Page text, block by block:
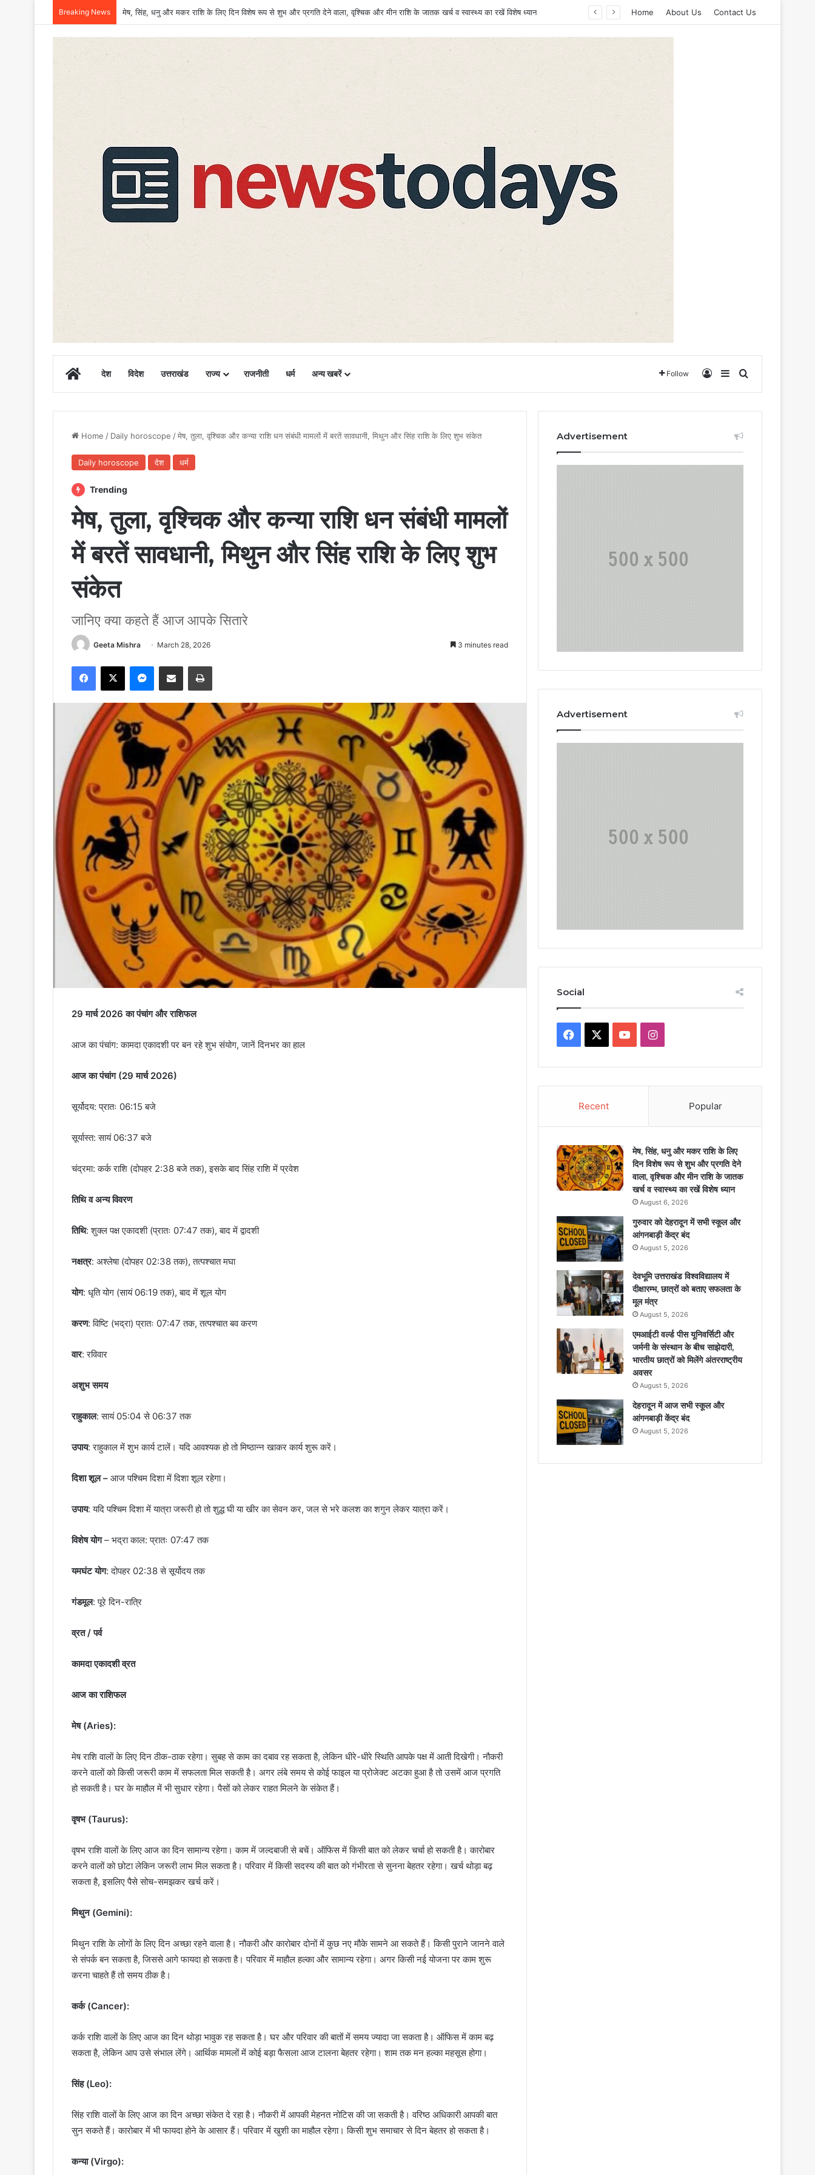
Breaking News गुरुवार को देहरादून में सभी स्कूल और आंगनबाड़ी केंद्र बंद Home About Us Contact Us
Homeदेश विदेश उत्तराखंड राज्य राजनीती धर्म अन्य खबरें Follow Log InSidebarSearch for
Home / Daily horoscope /मेष, तुला, वृश्चिक और कन्या राशि धन संबंधी मामलों में बरतें सावधानी, मिथुन और सिंह राशि के लिए शुभ संकेत
Daily horoscope देश धर्म
Trending
मेष, तुला, वृश्चिक और कन्या राशि धन संबंधी मामलों
में बरतें सावधानी, मिथुन और सिंह राशि के लिए शुभ
संकेत
जानिए क्या कहते हैं आज आपके सितारे
Geeta Mishra March 28, 2026 3 minutes read
Facebook
X Messenger
Share via Email Print
29 मार्च 2026 का पंचांग और राशिफल
आज का पंचांग: कामदा एकादशी पर बन रहे शुभ संयोग, जानें दिनभर का हाल
आज का पंचांग (29 मार्च 2026)
सूर्योदय: प्रातः 06:15 बजे
सूर्यास्त: सायं 06:37 बजे
चंद्रमा: कर्क राशि (दोपहर 2:38 बजे तक), इसके बाद सिंह राशि में प्रवेश
तिथि व अन्य विवरण
तिथि: शुक्ल पक्ष एकादशी (प्रातः 07:47 तक), बाद में द्वादशी
नक्षत्र: अश्लेषा (दोपहर 02:38 तक), तत्पश्चात मघा
योग: धृति योग (सायं 06:19 तक), बाद में शूल योग
करण: विष्टि (भद्रा) प्रातः 07:47 तक, तत्पश्चात बव करण
वार: रविवार
अशुभ समय
राहुकाल: सायं 05:04 से 06:37 तक
उपाय: राहुकाल में शुभ कार्य टालें। यदि आवश्यक हो तो मिष्ठान्न खाकर कार्य शुरू करें।
दिशा शूल – आज पश्चिम दिशा में दिशा शूल रहेगा।
उपाय: यदि पश्चिम दिशा में यात्रा जरूरी हो तो शुद्ध घी या खीर का सेवन कर, जल से भरे कलश का शगुन लेकर यात्रा करें।
विशेष योग– भद्रा काल: प्रातः 07:47 तक
यमघंट योग: दोपहर 02:38 से सूर्योदय तक
गंडमूल: पूरे दिन-रात्रि
व्रत / पर्व
कामदा एकादशी व्रत
आज का राशिफल
मेष (Aries):
मेष राशि वालों के लिए दिन ठीक-ठाक रहेगा। सुबह से काम का दबाव रह सकता है, लेकिन धीरे-धीरे स्थिति आपके पक्ष में आती दिखेगी। नौकरी
करने वालों को किसी जरूरी काम में सफलता मिल सकती है। अगर लंबे समय से कोई फाइल या प्रोजेक्ट अटका हुआ है तो उसमें आज प्रगति
हो सकती है। घर के माहौल में भी सुधार रहेगा। पैसों को लेकर राहत मिलने के संकेत हैं।
वृषभ (Taurus):
वृषभ राशि वालों के लिए आज का दिन सामान्य रहेगा। काम में जल्दबाजी से बचें। ऑफिस में किसी बात को लेकर चर्चा हो सकती है। कारोबार
करने वालों को छोटा लेकिन जरूरी लाभ मिल सकता है। परिवार में किसी सदस्य की बात को गंभीरता से सुनना बेहतर रहेगा। खर्च थोड़ा बढ़
सकता है, इसलिए पैसे सोच-समझकर खर्च करें।
मिथुन (Gemini):
मिथुन राशि के लोगों के लिए दिन अच्छा रहने वाला है। नौकरी और कारोबार दोनों में कुछ नए मौके सामने आ सकते हैं। किसी पुराने जानने वाले
से संपर्क बन सकता है, जिससे आगे फायदा हो सकता है। परिवार में माहौल हल्का और सामान्य रहेगा। अगर किसी नई योजना पर काम शुरू
करना चाहते हैं तो समय ठीक है।
कर्क (Cancer):
कर्क राशि वालों के लिए आज का दिन थोड़ा भावुक रह सकता है। घर और परिवार की बातों में समय ज्यादा जा सकता है। ऑफिस में काम बढ़
सकता है, लेकिन आप उसे संभाल लेंगे। आर्थिक मामलों में कोई बड़ा फैसला आज टालना बेहतर रहेगा। शाम तक मन हल्का महसूस होगा।
सिंह (Leo):
सिंह राशि वालों के लिए आज का दिन अच्छा संकेत दे रहा है। नौकरी में आपकी मेहनत नोटिस की जा सकती है। वरिष्ठ अधिकारी आपकी बात
सुन सकते हैं। कारोबार में भी फायदा होने के आसार हैं। परिवार में खुशी का माहौल रहेगा। किसी शुभ समाचार से दिन बेहतर हो सकता है।
कन्या (Virgo):
Advertisement
Advertisement
Social
Facebook YouTubeInstagram
Recent Popular
मेष, सिंह, धनु और मकर राशि के लिए
दिन विशेष रूप से शुभ और प्रगति देने
वाला, वृश्चिक और मीन राशि के जातक
खर्च व स्वास्थ्य का रखें विशेष ध्यान
August 6, 2026
गुरुवार को देहरादून में सभी स्कूल और
आंगनबाड़ी केंद्र बंद
August 5, 2026
देवभूमि उत्तराखंड विश्वविद्यालय में
दीक्षारम्भ, छात्रों को बताए सफलता के
मूल मंत्र
August 5, 2026
एमआईटी वर्ल्ड पीस यूनिवर्सिटी और
जर्मनी के संस्थान के बीच साझेदारी,
भारतीय छात्रों को मिलेंगे अंतरराष्ट्रीय
अवसर
August 5, 2026
देहरादून में आज सभी स्कूल और
आंगनबाड़ी केंद्र बंद
August 5, 2026